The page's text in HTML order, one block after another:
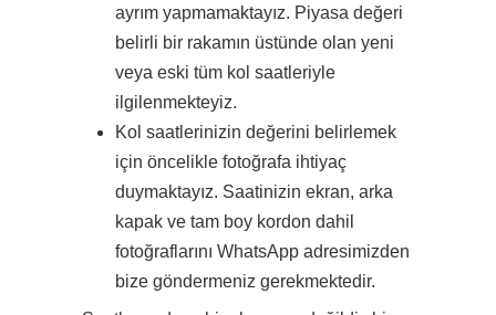
ayrım yapmamaktayız. Piyasa değeri
belirli bir rakamın üstünde olan yeni
veya eski tüm kol saatleriyle
ilgilenmekteyiz.
Kol saatlerinizin değerini belirlemek
için öncelikle fotoğrafa ihtiyaç
duymaktayız. Saatinizin ekran, arka
kapak ve tam boy kordon dahil
fotoğraflarını WhatsApp adresimizden
bize göndermeniz gerekmektedir.